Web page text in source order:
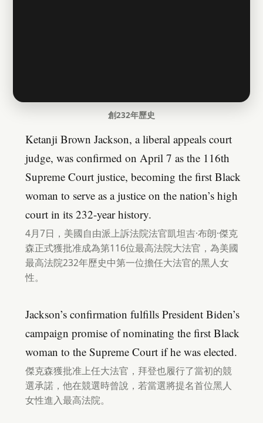
創232年歷史
Ketanji Brown Jackson, a liberal appeals court
judge, was confirmed on April 7 as the 116th
Supreme Court justice, becoming the first Black
woman to serve as a justice on the nation’s high
court in its 232-year history.
4月7日，美國自由派上訴法院法官凱坦吉·布朗·傑克
森正式獲批准成為第116位最高法院大法官，為美國
最高法院232年歷史中第一位擔任大法官的黑人女
性。
Jackson’s confirmation fulfills President Biden’s
campaign promise of nominating the first Black
woman to the Supreme Court if he was elected.
傑克森獲批准上任大法官，拜登也履行了當初的競
選承諾，他在競選時曾說，若當選將提名首位黑人
女性進入最高法院。